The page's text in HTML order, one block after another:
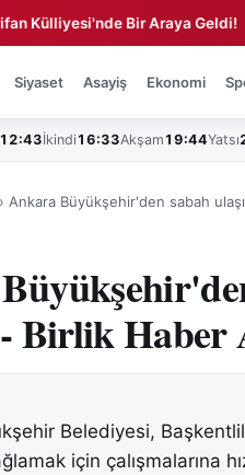
Bir Araya Geldi! ◆
Siyaset Asayiş Ekonomi
12:43İkindi 16:33Akşam 19:44Yatsı
› Ankara Büyükşehir'den sabah
Birlik Haber
Belediyesi,
için çalışmalarına